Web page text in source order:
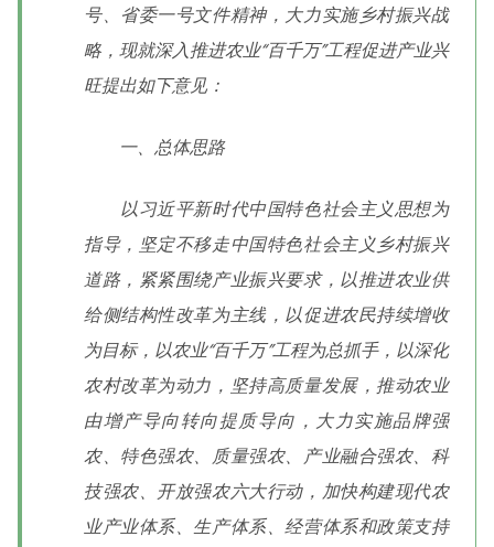
号、省委一号文件精神，大力实施乡村振兴战
略，现就深入推进农业“百千万”工程促进产业兴
旺提出如下意见：
一、总体思路
以习近平新时代中国特色社会主义思想为
指导，坚定不移走中国特色社会主义乡村振兴
道路，紧紧围绕产业振兴要求，以推进农业供
给侧结构性改革为主线，以促进农民持续增收
为目标，以农业“百千万”工程为总抓手，以深化
农村改革为动力，坚持高质量发展，推动农业
由增产导向转向提质导向，大力实施品牌强
农、特色强农、质量强农、产业融合强农、科
技强农、开放强农六大行动，加快构建现代农
业产业体系、生产体系、经营体系和政策支持